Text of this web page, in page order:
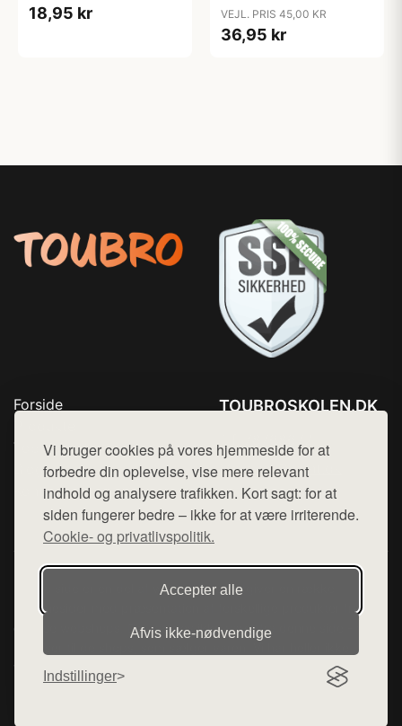
Vi bruger cookies på vores hjemmeside for at
forbedre din oplevelse, vise mere relevant
indhold og analysere trafikken. Kort sagt: for at
siden fungerer bedre – ikke for at være irriterende.
Cookie- og privatlivspolitik.
Accepter alle
Afvis ikke‑nødvendige
Indstillinger
18,95 kr VEJL. PRIS 45,00 KR
36,95 kr
Forside
Top Rabatter
Blog
Kontakt
TOUBROSKOLEN.DK
Mail: hej@want.dk
Cookie- og privatlivspolitik
Denne side er en del af want.dk, der udgiver en række
hjemmesider med præsentation af forskellige produkter fra
diverse webshops. Der sælges ikke varer fra denne side - vi
henviser til de shops, som sælger varen. Vi har heller ikke
varerne på lager.